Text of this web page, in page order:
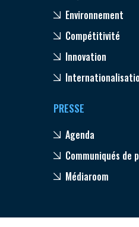
Environnement
Compétitivité
Innovation
PRESSE
Agenda
Communiqués de
Médiaroom